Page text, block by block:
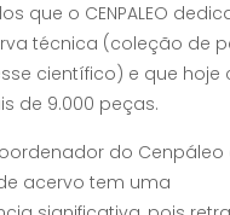
que o CENPALEO
técnica (coleção de
científico) e que hoje
de 9.000 peças.
do Cenpáleo
acervo tem uma